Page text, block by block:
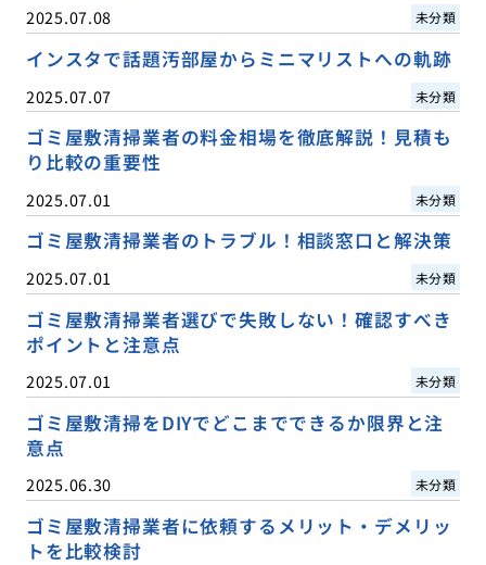
2025.07.08 未分類
インスタで話題汚部屋からミニマリストへの軌跡
2025.07.07 未分類
ゴミ屋敷清掃業者の料金相場を徹底解説！見積も
り比較の重要性
2025.07.01 未分類
ゴミ屋敷清掃業者のトラブル！相談窓口と解決策
2025.07.01 未分類
ゴミ屋敷清掃業者選びで失敗しない！確認すべき
ポイントと注意点
2025.07.01 未分類
ゴミ屋敷清掃をDIYでどこまでできるか限界と注
意点
2025.06.30 未分類
ゴミ屋敷清掃業者に依頼するメリット・デメリッ
トを比較検討